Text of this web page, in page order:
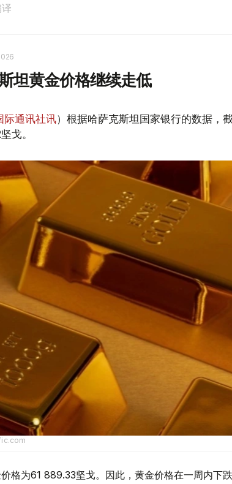
坦黄金价格继续走低
际通讯社讯）根据哈萨克斯坦国家银行的数据，
戈。
价格为61 889.33坚戈。因此，黄金价格在一周内下